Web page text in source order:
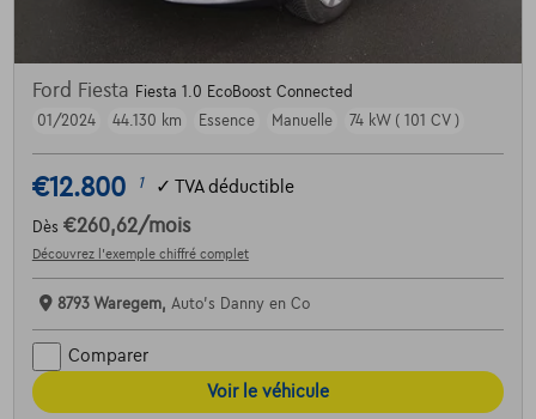
Ford Fiesta Fiesta 1.0 EcoBoost Connected
01/2024
44.130 km Essence Manuelle 74 kW ( 101 CV )
€12.800 1 ✓ TVA déductible
Dès €260,62/mois
Découvrez l’exemple chiffré complet
8793 Waregem, Auto's Danny en Co
Comparer
Voir le véhicule